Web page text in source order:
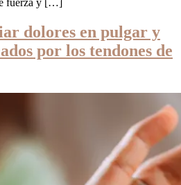
dolores en pulgar y
por los tendones de